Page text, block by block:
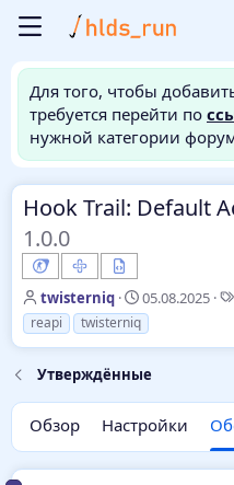
Для того, чтобы
требуется перейти по
нужной категории
Hook Trail: Default
1.0.0
А
в
т
р
е
м
ы
twisterniq
Д
а
т
н
а
л
а
05.08.2025
reapi
twisterniq
Утверждённые
Обзор Настройки